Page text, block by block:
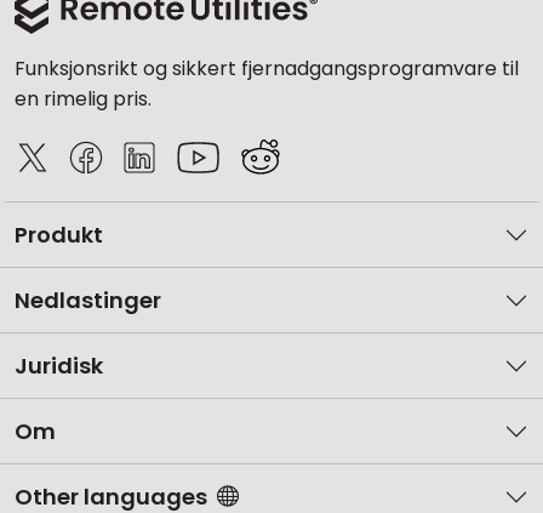
Funksjonsrikt og sikkert fjernadgangsprogramvare til
en rimelig pris.
Produkt
Nedlastinger
Juridisk
Om
Other languages